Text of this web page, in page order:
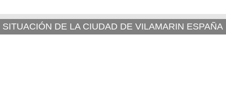
SITUACIÓN DE LA CIUDAD DE VILAMARIN ESPAÑA